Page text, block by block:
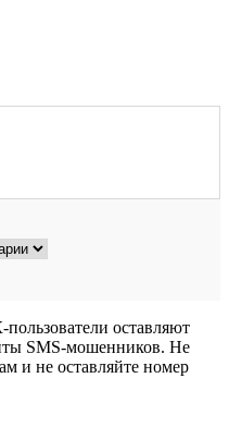
оставляют
SMS-мошенников. Не
и не оставляйте номер